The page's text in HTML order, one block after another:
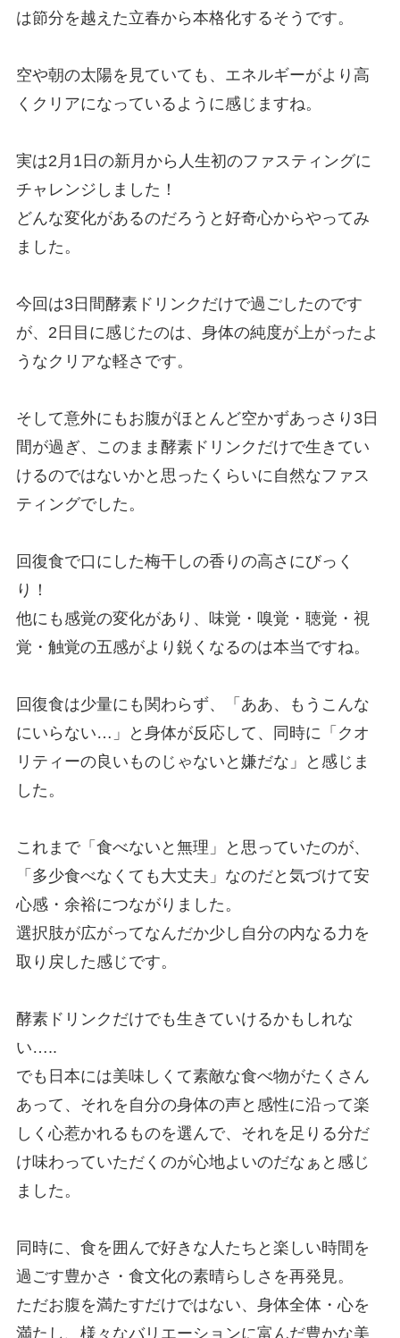
は節分を越えた立春から本格化するそうです。
空や朝の太陽を見ていても、エネルギーがより高
くクリアになっているように感じますね。
実は2月1日の新月から人生初のファスティングに
チャレンジしました！
どんな変化があるのだろうと好奇心からやってみ
ました。
今回は3日間酵素ドリンクだけで過ごしたのです
が、2日目に感じたのは、身体の純度が上がったよ
うなクリアな軽さです。
そして意外にもお腹がほとんど空かずあっさり3日
間が過ぎ、このまま酵素ドリンクだけで生きてい
けるのではないかと思ったくらいに自然なファス
ティングでした。
回復食で口にした梅干しの香りの高さにびっく
り！
他にも感覚の変化があり、味覚・嗅覚・聴覚・視
覚・触覚の五感がより鋭くなるのは本当ですね。
回復食は少量にも関わらず、「ああ、もうこんな
にいらない…」と身体が反応して、同時に「クオ
リティーの良いものじゃないと嫌だな」と感じま
した。
これまで「食べないと無理」と思っていたのが、
「多少食べなくても大丈夫」なのだと気づけて安
心感・余裕につながりました。
選択肢が広がってなんだか少し自分の内なる力を
取り戻した感じです。
酵素ドリンクだけでも生きていけるかもしれな
い…..
でも日本には美味しくて素敵な食べ物がたくさん
あって、それを自分の身体の声と感性に沿って楽
しく心惹かれるものを選んで、それを足りる分だ
け味わっていただくのが心地よいのだなぁと感じ
ました。
同時に、食を囲んで好きな人たちと楽しい時間を
過ごす豊かさ・食文化の素晴らしさを再発見。
ただお腹を満たすだけではない、身体全体・心を
満たし、様々なバリエーションに富んだ豊かな美